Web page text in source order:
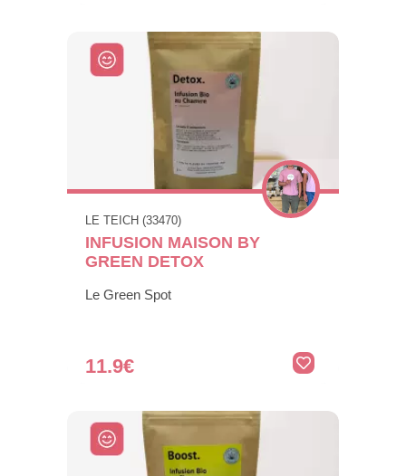
LE TEICH (33470)
INFUSION MAISON BY
GREEN DETOX
Le Green Spot
11.9€